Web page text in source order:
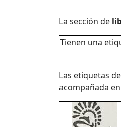
La sección de
Tienen una
Las etiquetas
acompañada